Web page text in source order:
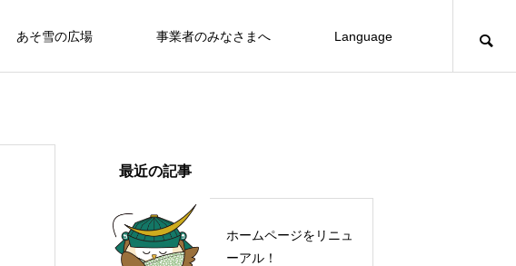
あそ雪の広場 事業者のみなさまへ Language
最近の記事
ホームページをリニュ
ーアル！